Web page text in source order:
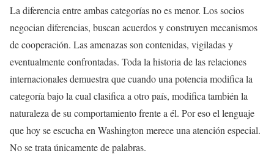
La diferencia entre ambas categorías no es menor. Los socios
negocian diferencias, buscan acuerdos y construyen mecanismos
de cooperación. Las amenazas son contenidas, vigiladas y
eventualmente confrontadas. Toda la historia de las relaciones
internacionales demuestra que cuando una potencia modifica la
categoría bajo la cual clasifica a otro país, modifica también la
naturaleza de su comportamiento frente a él. Por eso el lenguaje
que hoy se escucha en Washington merece una atención especial.
No se trata únicamente de palabras.